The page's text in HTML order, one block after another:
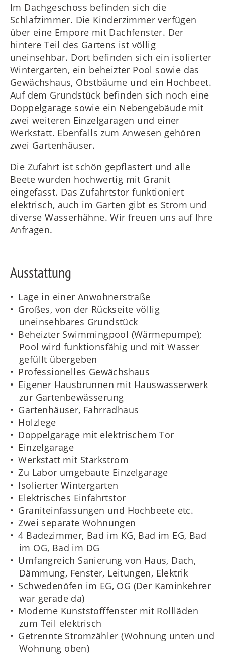
Im Dachgeschoss befinden sich die
Schlafzimmer. Die Kinderzimmer verfügen
über eine Empore mit Dachfenster. Der
hintere Teil des Gartens ist völlig
uneinsehbar. Dort befinden sich ein isolierter
Wintergarten, ein beheizter Pool sowie das
Gewächshaus, Obstbäume und ein Hochbeet.
Auf dem Grundstück befinden sich noch eine
Doppelgarage sowie ein Nebengebäude mit
zwei weiteren Einzelgaragen und einer
Werkstatt. Ebenfalls zum Anwesen gehören
zwei Gartenhäuser.
Die Zufahrt ist schön gepflastert und alle
Beete wurden hochwertig mit Granit
eingefasst. Das Zufahrtstor funktioniert
elektrisch, auch im Garten gibt es Strom und
diverse Wasserhähne. Wir freuen uns auf Ihre
Anfragen.
Ausstattung
Lage in einer Anwohnerstraße
Großes, von der Rückseite völlig
uneinsehbares Grundstück
Beheizter Swimmingpool (Wärmepumpe);
Pool wird funktionsfähig und mit Wasser
gefüllt übergeben
Professionelles Gewächshaus
Eigener Hausbrunnen mit Hauswasserwerk
zur Gartenbewässerung
Gartenhäuser, Fahrradhaus
Holzlege
Doppelgarage mit elektrischem Tor
Einzelgarage
Werkstatt mit Starkstrom
Zu Labor umgebaute Einzelgarage
Isolierter Wintergarten
Elektrisches Einfahrtstor
Graniteinfassungen und Hochbeete etc.
Zwei separate Wohnungen
4 Badezimmer, Bad im KG, Bad im EG, Bad
im OG, Bad im DG
Umfangreich Sanierung von Haus, Dach,
Dämmung, Fenster, Leitungen, Elektrik
Schwedenöfen im EG, OG (Der Kaminkehrer
war gerade da)
Moderne Kunststofffenster mit Rollläden
zum Teil elektrisch
Getrennte Stromzähler (Wohnung unten und
Wohnung oben)